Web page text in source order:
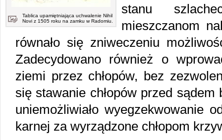
Tablica upamiętniająca uchwalenie Nihil
Novi z 1505 roku na zamku w Radomiu.
stanu
mieszczanom
równało się zniweczeniu
Zadecydowano również o
ziemi przez chłopów, bez
się stawanie chłopów przed
uniemożliwiało wyegzekwowanie
karnej za wyrządzone chłopom